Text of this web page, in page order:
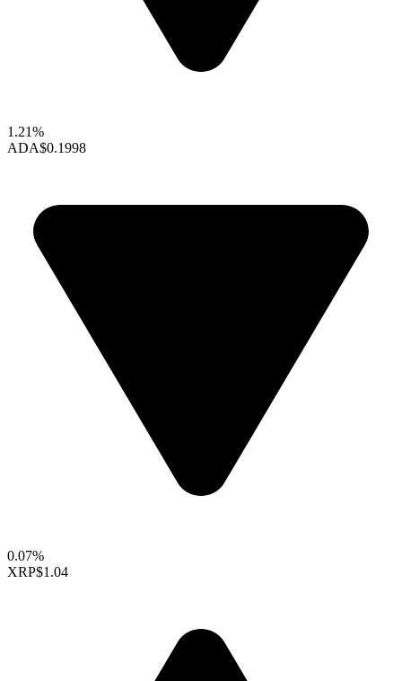
1.21%
ADA$0.1998
0.07%
XRP$1.04